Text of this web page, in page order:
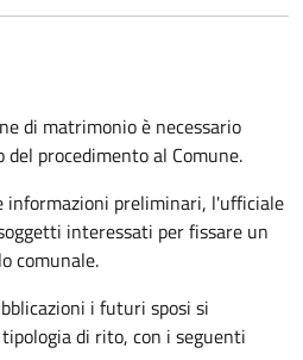
di matrimonio è necessario
procedimento al Comune.
preliminari, l'ufficiale
interessati per fissare un
comunale.
i futuri sposi si
di rito, con i seguenti